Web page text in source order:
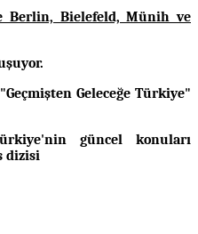
Berlin, Bielefeld, Münih ve
Geleceğe Türkiye"
güncel konuları
dizisi